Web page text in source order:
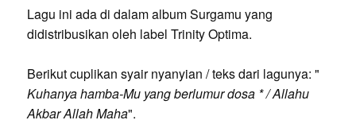
Lagu ini ada di dalam album Surgamu yang
didistribusikan oleh label Trinity Optima.
Berikut cuplikan syair nyanyian / teks dari lagunya: "
Kuhanya hamba-Mu yang berlumur dosa * / Allahu
Akbar Allah Maha".